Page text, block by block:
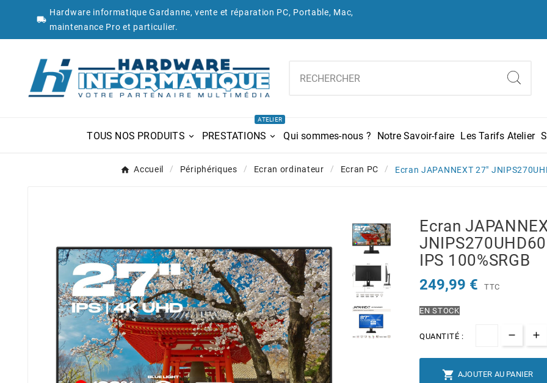

Hardware informatique Gardanne, vente et réparation PC, Portable, Mac,
maintenance Pro et particulier.
TOUS NOS PRODUITS PRESTATIONS
ATELIER
Qui sommes-nous ? Notre Savoir-faire Les Tarifs Atelier
Accueil Périphériques Ecran ordinateur Ecran PC Ecran JAPANNEXT 27"
Ecran
IPS 100%sRGB
249,99 € TTC
EN STOCK
QUANTITÉ :
 AJOUTER AU PANIER